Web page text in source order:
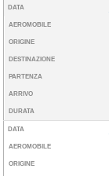
DATA
AEROMOBILE
ORIGINE
DESTINAZIONE
PARTENZA
ARRIVO
DURATA
DATA
AEROMOBILE
ORIGINE